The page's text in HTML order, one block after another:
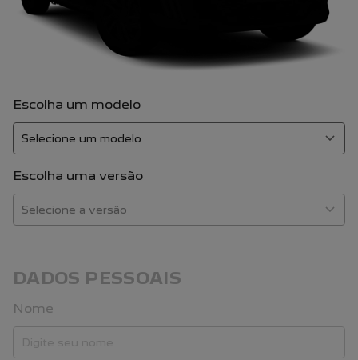
Escolha um modelo
Escolha uma versão
DADOS PESSOAIS
Nome